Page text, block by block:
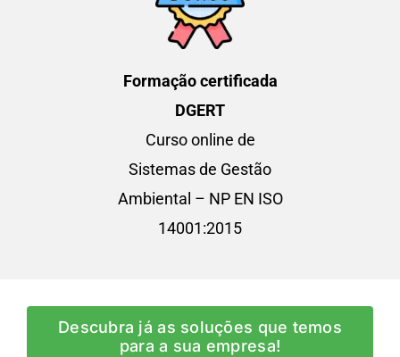
Formação certificada
DGERT
Curso online de
Sistemas de Gestão
Ambiental – NP EN ISO
14001:2015
Descubra já as soluções que temos
para a sua empresa!